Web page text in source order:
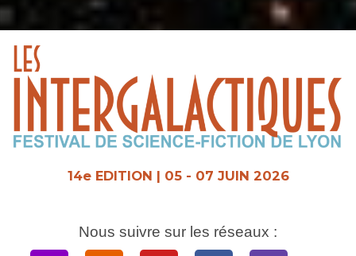
Aller
au
14e EDITION | 05 - 07 JUIN 2026
Nous suivre sur les réseaux :
DiscordInstagramYoutubeFacebookTwitch